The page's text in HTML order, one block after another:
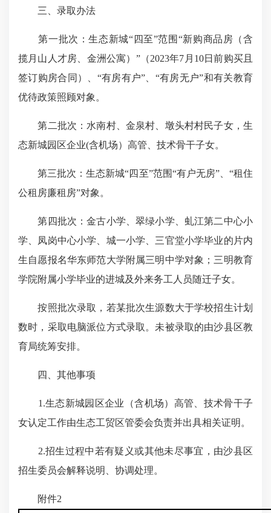
三、录取办法
第一批次：生态新城“四至”范围“新购商品房（含
揽月山人才房、金洲公寓）”（2023年7月10日前购买且
签订购房合同）、“有房有户”、“有房无户”和有关教育
优待政策照顾对象。
第二批次：水南村、金泉村、墩头村村民子女，生
态新城园区企业(含机场）高管、技术骨干子女。
第三批次：生态新城“四至”范围“有户无房”、“租住
公租房廉租房”对象。
第四批次：金古小学、翠绿小学、虬江第二中心小
学、凤岗中心小学、城一小学、三官堂小学毕业的片内
生自愿报名华东师范大学附属三明中学对象；三明教育
学院附属小学毕业的进城及外来务工人员随迁子女。
按照批次录取，若某批次生源数大于学校招生计划
数时，采取电脑派位方式录取。未被录取的由沙县区教
育局统筹安排。
四、其他事项
1.生态新城园区企业（含机场）高管、技术骨干子
女认定工作由生态工贸区管委会负责并出具相关证明。
2.招生过程中若有疑义或其他未尽事宜，由沙县区
招生委员会解释说明、协调处理。
附件2